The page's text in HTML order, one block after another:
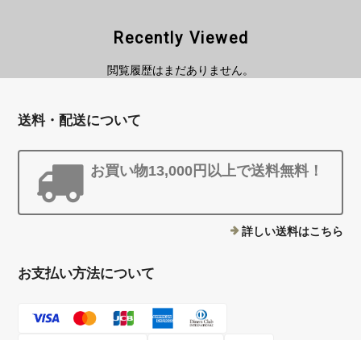
Recently Viewed
閲覧履歴はまだありません。
送料・配送について
お買い物13,000円以上で送料無料！
詳しい送料はこちら
お支払い方法について